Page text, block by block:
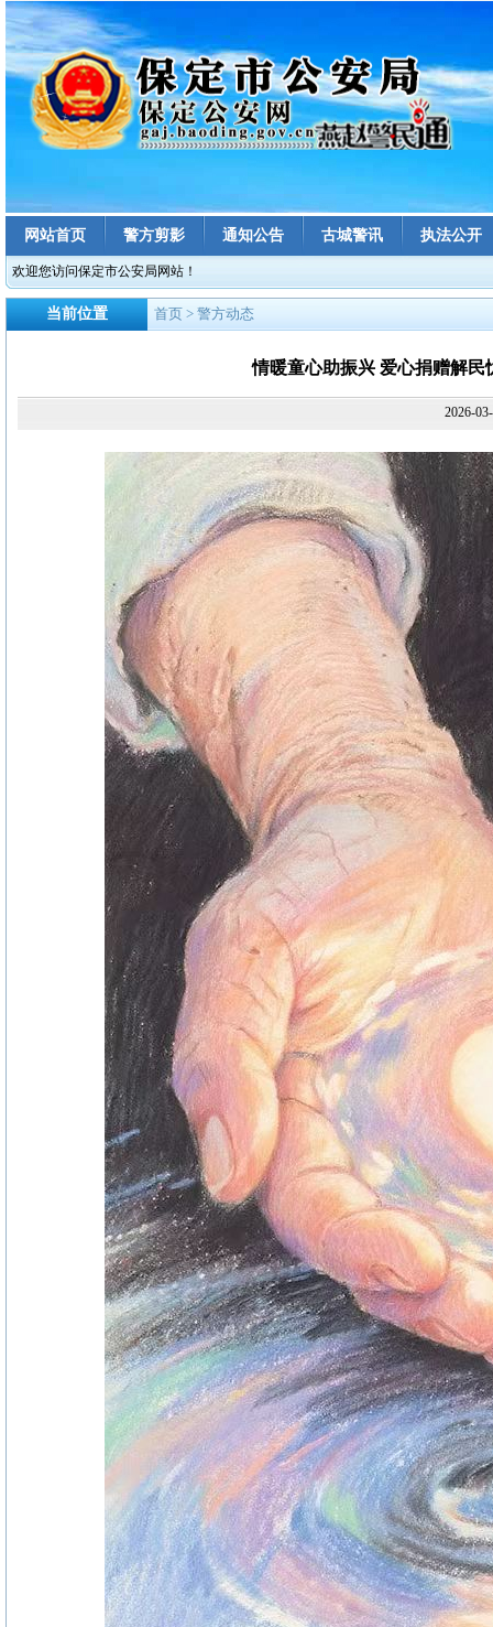
网站首页 警方剪影 通知公告 古城警讯 执法公开
欢迎您访问保定市公安局网站！
当前位置 首页 > 警方动态
情暖童心助振兴 爱心捐赠解
2026-